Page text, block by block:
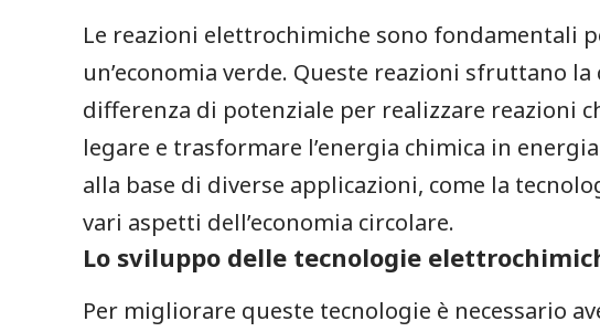
Le reazioni elettrochimiche sono fondamentali
un’economia verde.‍ Queste reazioni sfruttano
differenza di potenziale per realizzare reazioni
legare e⁢ trasformare l’energia chimica in
alla base di diverse applicazioni,⁣ come la
vari aspetti dell’economia‍ circolare.
Lo sviluppo delle tecnologie
Per​ migliorare queste tecnologie è necessario